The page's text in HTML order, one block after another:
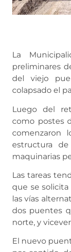
La
preliminares
del viejo
colapsado el
Luego del
como postes
comenzaron
estructura
maquinarias
Las tareas
que se
las vías
dos puentes
norte, y
El nuevo